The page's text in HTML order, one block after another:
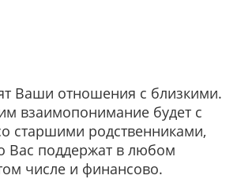
Ваши отношения с близкими.
взаимопонимание будет с
старшими родственниками,
Вас поддержат в любом
числе и финансово.